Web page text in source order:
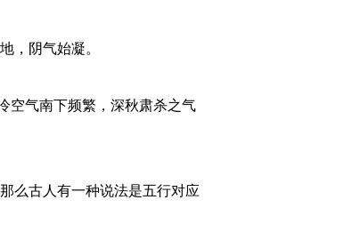
，阴气始凝。
空气南下频繁，深秋肃杀之气
么古人有一种说法是五行对应